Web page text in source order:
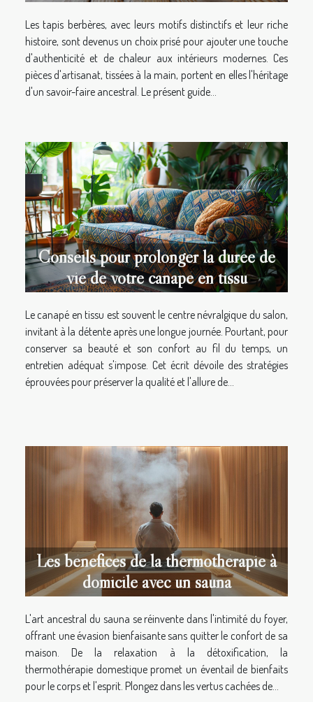
Les tapis berbères, avec leurs motifs distinctifs et leur riche
histoire, sont devenus un choix prisé pour ajouter une touche
d'authenticité et de chaleur aux intérieurs modernes. Ces
pièces d'artisanat, tissées à la main, portent en elles l'héritage
d'un savoir-faire ancestral. Le présent guide...
Conseils pour prolonger la durée de
vie de votre canapé en tissu
Le canapé en tissu est souvent le centre névralgique du salon,
invitant à la détente après une longue journée. Pourtant, pour
conserver sa beauté et son confort au fil du temps, un
entretien adéquat s'impose. Cet écrit dévoile des stratégies
éprouvées pour préserver la qualité et l'allure de...
Les bénéfices de la thermothérapie à
domicile avec un sauna
L'art ancestral du sauna se réinvente dans l'intimité du foyer,
offrant une évasion bienfaisante sans quitter le confort de sa
maison. De la relaxation à la détoxification, la
thermothérapie domestique promet un éventail de bienfaits
pour le corps et l'esprit. Plongez dans les vertus cachées de...